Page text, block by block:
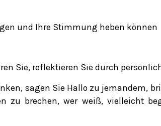
und Ihre Stimmung heben können
Sie, reflektieren Sie durch
sagen Sie Hallo zu jemandem,
brechen, wer weiß, vielleicht